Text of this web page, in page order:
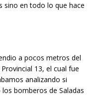
sino en todo lo que hace
a pocos metros del
13, el cual fue
analizando si
bomberos de Saladas